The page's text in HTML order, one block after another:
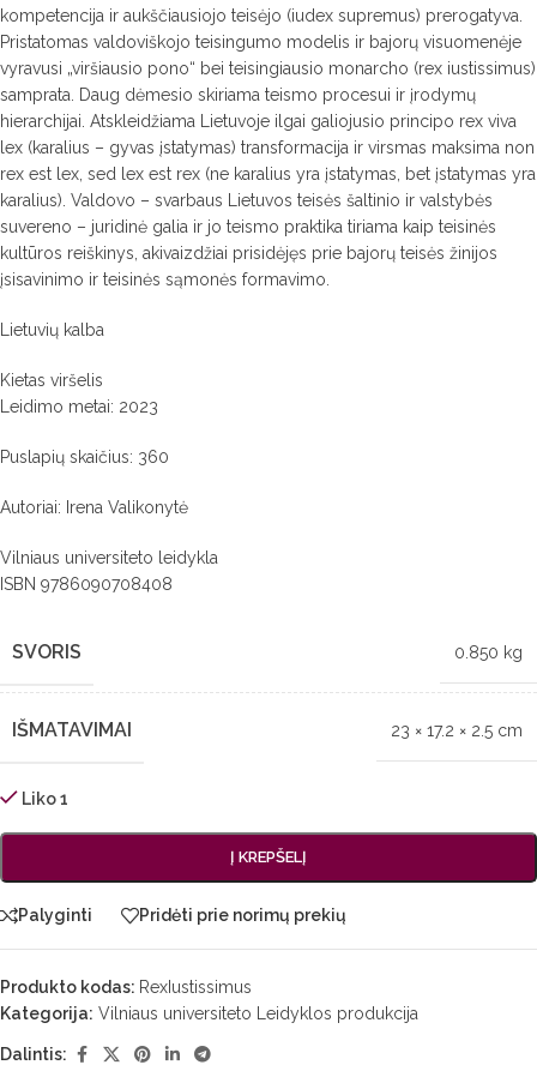
kompetencija ir aukščiausiojo teisėjo (iudex supremus) prerogatyva.
Pristatomas valdoviškojo teisingumo modelis ir bajorų visuomenėje
vyravusi „viršiausio pono“ bei teisingiausio monarcho (rex iustissimus)
samprata. Daug dėmesio skiriama teismo procesui ir įrodymų
hierarchijai. Atskleidžiama Lietuvoje ilgai galiojusio principo rex viva
lex (karalius – gyvas įstatymas) transformacija ir virsmas maksima non
rex est lex, sed lex est rex (ne karalius yra įstatymas, bet įstatymas yra
karalius). Valdovo – svarbaus Lietuvos teisės šaltinio ir valstybės
suvereno – juridinė galia ir jo teismo praktika tiriama kaip teisinės
kultūros reiškinys, akivaizdžiai prisidėjęs prie bajorų teisės žinijos
įsisavinimo ir teisinės sąmonės formavimo.
Lietuvių kalba
Kietas viršelis
Leidimo metai: 2023
Puslapių skaičius: 360
Autoriai: Irena Valikonytė
Vilniaus universiteto leidykla
ISBN 9786090708408
SVORIS 0.850 kg
IŠMATAVIMAI 23 × 17.2 × 2.5 cm
Liko 1
Į KREPŠELĮ
Palyginti Pridėti prie norimų prekių
Produkto kodas: RexIustissimus
Kategorija: Vilniaus universiteto Leidyklos produkcija
Dalintis: